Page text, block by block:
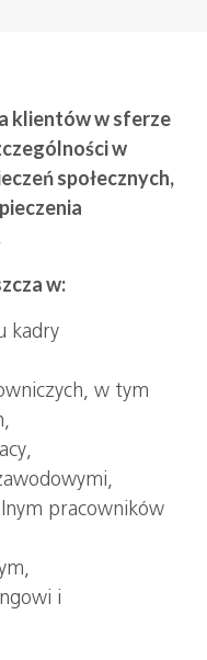
klientów w sferze
w
społecznych,
w:
kadry
w tym
pracowników
i